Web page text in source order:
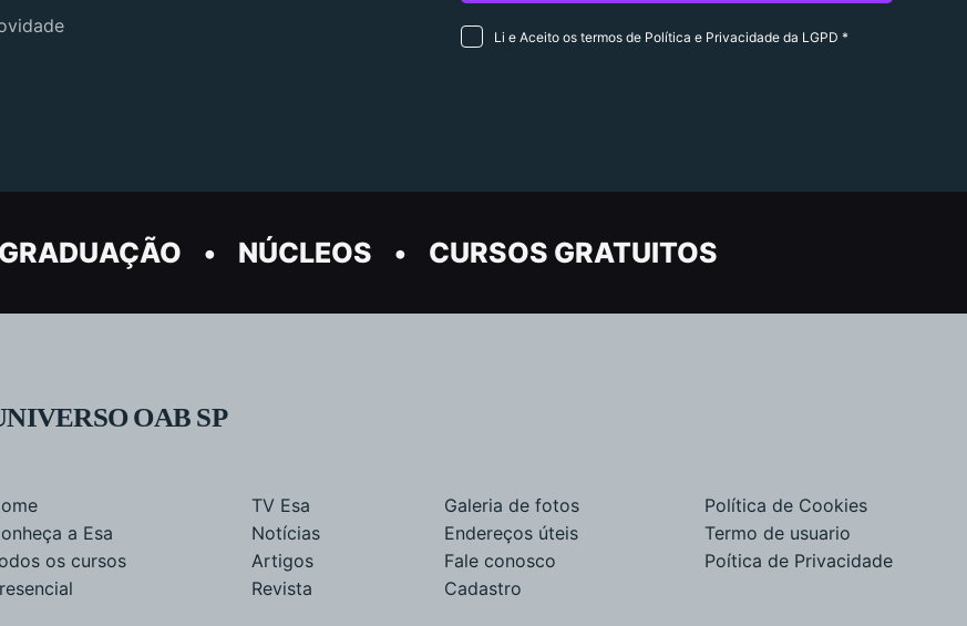
Li e Aceito os termos de Política e Privacidade da LGPD *
NÚCLEOS CURSOS GRATUITOS
OAB SP
a Esa
os cursos
TV Esa
Notícias
Artigos
Revista
Galeria de fotos
Endereços úteis
Fale conosco
Cadastro
Política de Cookies
Termo de usuario
Poítica de Privacidade